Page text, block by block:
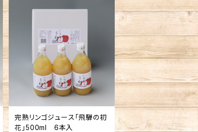
完熟リンゴジュース「飛騨の初
花」500ml 6本入